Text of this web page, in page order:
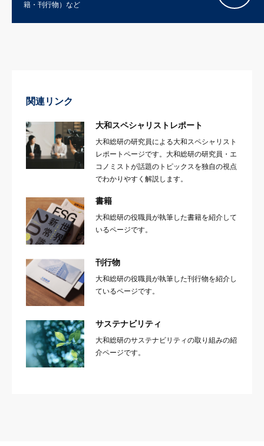
籍・刊行物）など
関連リンク
大和スペシャリストレポート
大和総研の研究員による大和スペシャリスト
レポートページです。大和総研の研究員・エ
コノミストが話題のトピックスを独自の視点
でわかりやすく解説します。
書籍
大和総研の役職員が執筆した書籍を紹介して
いるページです。
刊行物
大和総研の役職員が執筆した刊行物を紹介し
ているページです。
サステナビリティ
大和総研のサステナビリティの取り組みの紹
介ページです。